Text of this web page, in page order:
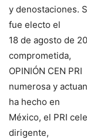
y denostaciones.
fue electo el
18 de agosto de
comprometida,
OPINIÓN CEN PRI
numerosa y
ha hecho en
México, el PRI
dirigente,